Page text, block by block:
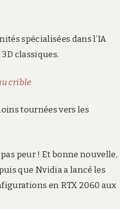
spécialisées dans l’IA
classiques.
crible
tournées vers les
peur ! Et bonne nouvelle,
que Nvidia a lancé les
en RTX 2060 aux